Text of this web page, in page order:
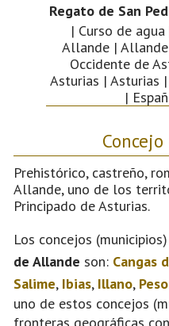
Regato de San
| Curso de
Allande | Allande
Occidente de
Asturias | Asturias
|
Prehistórico, castreño,
Allande, uno de los
Principado de Asturias.
Los concejos
de Allande son: Cangas
Salime, Ibias, Illano,
uno de estos concejos
fronteras geográficas con